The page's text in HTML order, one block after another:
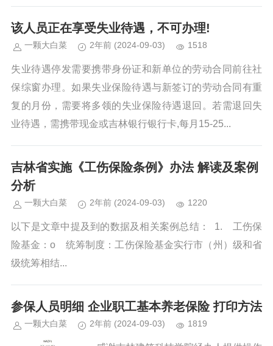
该人员正在享受失业待遇，不可办理!
一颗大白菜 2年前 (2024-09-03) 1518
失业待遇停发需要携带身份证和新单位的劳动合同前往社
保综窗办理。如果失业保险待遇与新签订的劳动合同有重
复的月份，需要将多领的失业保险待遇退回。若需退回失
业待遇，需携带现金或吉林银行银行卡,每月15-25...
吉林省实施《工伤保险条例》办法 解读及案例
分析
一颗大白菜 2年前 (2024-09-03) 1220
以下是文章中提及到的数据及相关案例总结： 1. 工伤保
险基金：o 统筹制度：工伤保险基金实行市（州）级和省
级统筹相结...
参保人员明细 企业职工基本养老保险 打印方法
一颗大白菜 2年前 (2024-09-03) 1819